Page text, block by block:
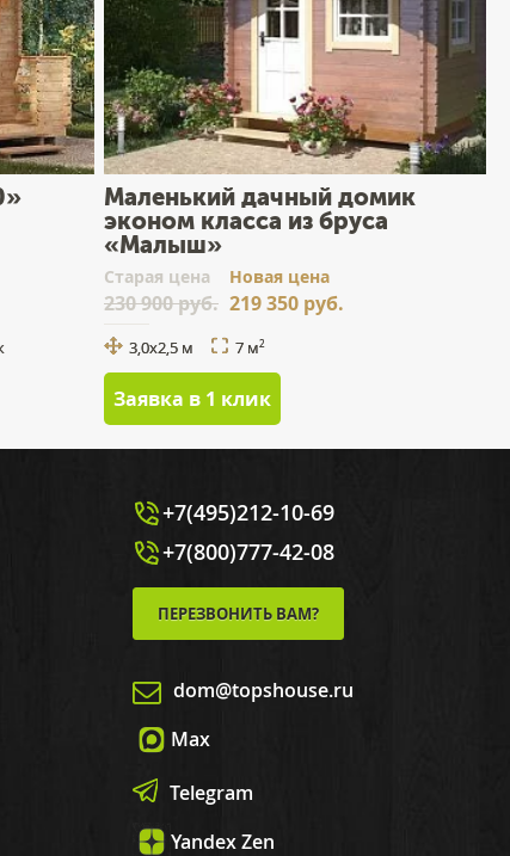
Маленький дачный домик
эконом класса из бруса
«Малыш»
Cтарая цена
230 900 руб.
Новая цена
219 350 руб.
3,0x2,5 м 7 м2
Заявка в 1 клик
+7(495)212-10-69
+7(800)777-42-08
ПЕРЕЗВОНИТЬ ВАМ?
dom@topshouse.ru
Max
Telegram
Yandex Zen